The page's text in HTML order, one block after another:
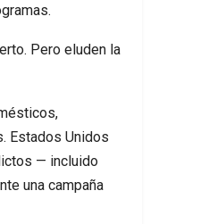
Pero eluden la
Estados Unidos
— incluido
una campaña